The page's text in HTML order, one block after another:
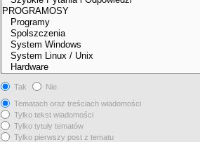
Tak
Nie
Tematach oraz treściach wiadomości
Tylko tekst wiadomości
Tylko tytuły tematów
Tylko pierwszy post z tematu